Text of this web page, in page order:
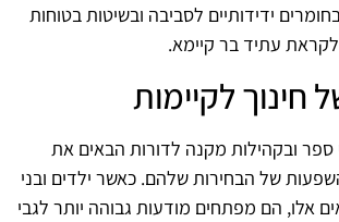
ידידותיים לסביבה ובשיטות בטוחות
עתיד בר קיימא.
חינוך לקיימות
ספר ובקהילות מקנה לדורות הבאים את
של הבחירות שלהם. כאשר ילדים ובני
אלו, הם מפתחים מודעות גבוהה יותר לגבי